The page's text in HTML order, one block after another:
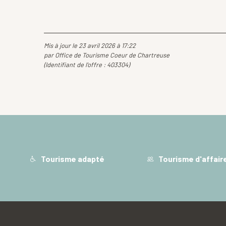
Mis à jour le 23 avril 2026 à 17:22
par Office de Tourisme Coeur de Chartreuse
(Identifiant de l'offre : 403304)
Tourisme adapté Tourisme